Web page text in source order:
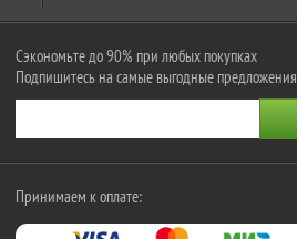
Сэкономьте до 90% при любых покупках
Подпишитесь на самые выгодные предложения
Принимаем к оплате: